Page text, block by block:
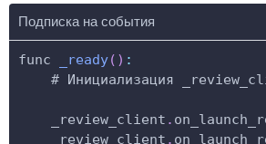
Подписка на события
func _ready( ) :
# Инициализация
    _review_client
.
    _review_client
.